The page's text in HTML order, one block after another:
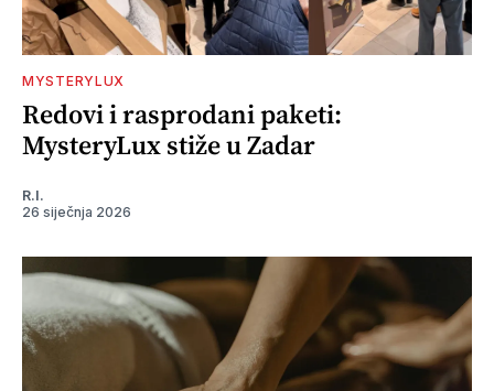
MYSTERYLUX
Redovi i rasprodani paketi:
MysteryLux stiže u Zadar
R.I.
26 siječnja 2026